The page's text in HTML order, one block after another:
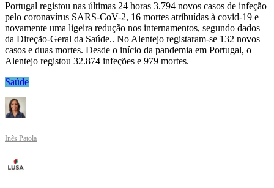
Portugal registou nas últimas 24 horas 3.794 novos casos de infeção
pelo coronavírus SARS-CoV-2, 16 mortes atribuídas à covid-19 e
novamente uma ligeira redução nos internamentos, segundo dados
da Direção-Geral da Saúde.. No Alentejo registaram-se 132 novos
casos e duas mortes. Desde o início da pandemia em Portugal, o
Alentejo registou 32.874 infeções e 979 mortes.
Saúde
Inês Patola